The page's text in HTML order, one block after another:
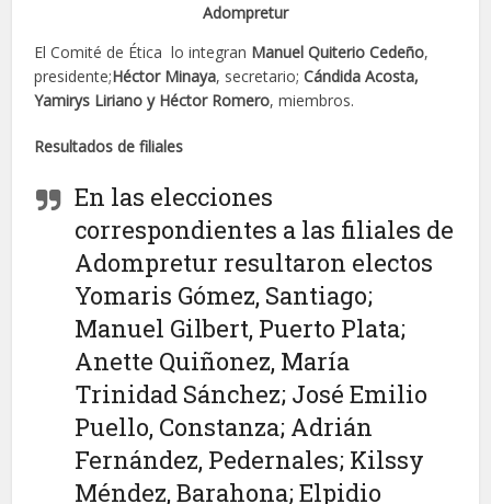
Adompretur
El Comité de Ética lo integran Manuel Quiterio Cedeño,
presidente;Héctor Minaya, secretario;Cándida Acosta,
Yamirys Liriano y Héctor Romero, miembros.
Resultados de filiales
En las elecciones
correspondientes a las filiales de
Adompretur resultaron electos
Yomaris Gómez, Santiago;
Manuel Gilbert, Puerto Plata;
Anette Quiñonez, María
Trinidad Sánchez; José Emilio
Puello, Constanza; Adrián
Fernández, Pedernales; Kilssy
Méndez, Barahona; Elpidio